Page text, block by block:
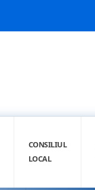
CONSILIUL
LOCAL